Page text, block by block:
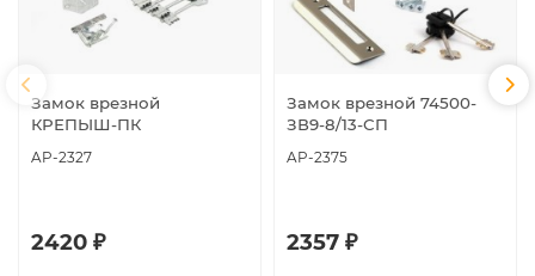
Замок врезной
КРЕПЫШ-ПК
AP-2327
2420 ₽
Замок врезной 74500-
ЗВ9-8/13-СП
AP-2375
2357 ₽